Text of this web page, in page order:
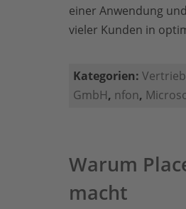
einer Anwendung
vieler Kunden in
Kategorien:
GmbH, nfon,
Warum
macht